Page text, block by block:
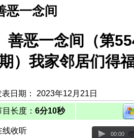
恶一念间
善恶一念间（第
）我家邻居们得
表日期： 2023年12月21日
目长度： 6分10秒
线收听 00:00